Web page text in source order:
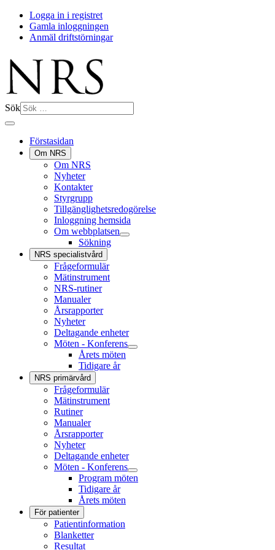
Logga in i registret
Gamla inloggningen
Anmäl driftstörningar
Sök
Förstasidan
Om NRS
Om NRS
Nyheter
Kontakter
Styrgrupp
Tillgänglighetsredogörelse
Inloggning hemsida
Om webbplatsen
Sökning
NRS specialistvård
Frågeformulär
Mätinstrument
NRS-rutiner
Manualer
Årsrapporter
Nyheter
Deltagande enheter
Möten - Konferens
Årets möten
Tidigare år
NRS primärvård
Frågeformulär
Mätinstrument
Rutiner
Manualer
Årsrapporter
Nyheter
Deltagande enheter
Möten - Konferens
Program möten
Tidigare år
Årets möten
För patienter
Patientinformation
Blanketter
Resultat